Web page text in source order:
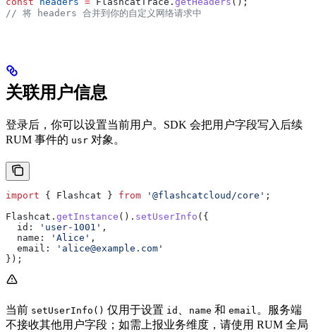
// 将 headers 合并到你的自定义网络请求中
关联用户信息
登录后，你可以设置当前用户。SDK 会把用户字段写入后续
RUM 事件的 usr 对象。
import { Flashcat } from '@flashcatcloud/core' ;
Flashcat . getInstance (). setUserInfo ({
  id:
'user-1001' ,
  name:
'Alice' ,
  email:
'alice@example.com'
});
当前 setUserInfo() 仅用于设置 id name 和 email 。服务端
不接收其他用户字段；如需上报业务维度，请使用 RUM 全局